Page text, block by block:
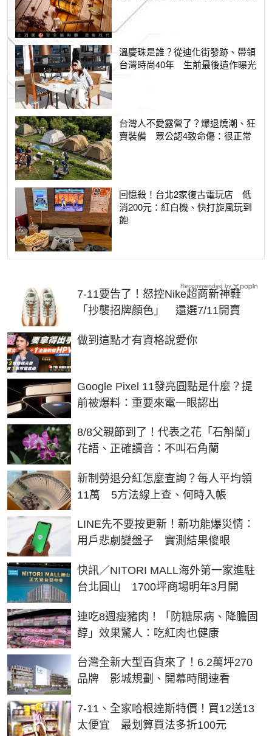
溫慶珠是誰？從迪化街發跡、帶領
台灣時尚40年 生前最後遺作曝光
台灣人不愛露營了？爆退燒潮、狂
賣裝備 眾公認4致命傷：很正常
回憶殺！台北2家復古電玩店 低
消200元：紅白機、快打旋風玩到
飽
7-11要告了！怒控Nike超商新神鞋
「抄襲招牌顏色」 還選7/11開賣
做到這點才有資格說愛你
PR
Google Pixel 11發亮圓點是什麼？提
前被爆料：重要來電一眼認出
8/8父親節到了！代表之花「石斛蘭」
花語、正確讀音：不叫石角蘭
新制勞退分紅怎麼查詢？每人平均領
11萬 5方法線上查、何時入帳
LINE先不要按更新！新功能爆災情：
用戶悲劇變盤子 實測結果傻眼
快訊／NITORI MALL海外第一家進駐
台北圓山 1700坪商場明年3月開
連吃8週瘦豬肉！「防糖尿病、降膽固
醇」效果驚人：吃紅肉也健康
台灣全新大型百貨來了！6.2萬坪270
品牌 影城規劃、開幕時間速看
7-11、全家哈根達斯特價！買12送13
太便宜 最划算買法多折100元
Recommended by